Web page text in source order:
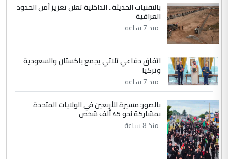
ابا فرات ...
الموضوع :
الجواهري يرد على صدام حسين سل
مضجعيك يابن الزنا (نص كامل)
5 سردار
التعليق : واحد من عصابة علي ماما يسقط
جنسية الرافد الثالث للعراق ومن اصول عريقة
ابا فرات ...
الموضوع :
الجواهري يرد على صدام حسين سل
مضجعيك يابن الزنا (نص كامل)
بالتقنيات الحديثة.. الداخلية تعلن تعزيز أمن الحدود
العراقية
منذ 7 ساعة
اتفاق دفاعي ثلاثي يجمع باكستان والسعودية
وتركيا
منذ 7 ساعة
بالصور: مسيرة للأربعين في الولايات المتحدة
بمشاركة نحو 45 ألف شخص
منذ 8 ساعة